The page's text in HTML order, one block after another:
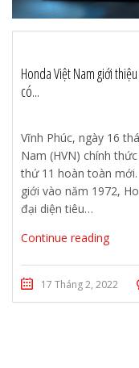
Honda Việt Nam giới
có...
Vĩnh Phúc, ngày 16
Nam (HVN) chính
thứ 11 hoàn toàn
giới vào năm 1972,
đại diện tiêu…
Continue reading
17 Tháng 2, 2022